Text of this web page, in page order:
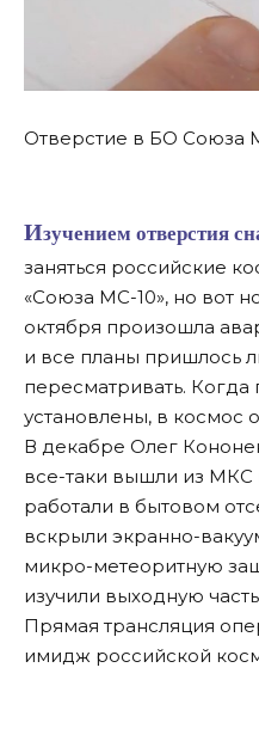
Отверстие в БО Союза
Изучением отверстия снаружи должны были
заняться российские
«Союза МС-10», но вот
октября произошла
и все планы пришлось
пересматривать.
установлены, в космос
В декабре Олег
все-таки вышли из МКС
работали в бытовом
вскрыли экранно-
микро-метеоритную
изучили выходную
Прямая трансляция
имидж российской